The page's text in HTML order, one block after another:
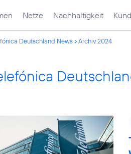
Netze Nachhaltigkeit
Deutschland News Archiv 2024